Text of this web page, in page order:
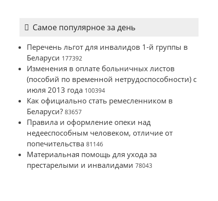
Самое популярное за день
Перечень льгот для инвалидов 1-й группы в
Беларуси 177392
Изменения в оплате больничных листов
(пособий по временной нетрудоспособности) с
июля 2013 года 100394
Как официально стать ремесленником в
Беларуси? 83657
Правила и оформление опеки над
недееспособным человеком, отличие от
попечительства 81146
Материальная помощь для ухода за
престарелыми и инвалидами 78043